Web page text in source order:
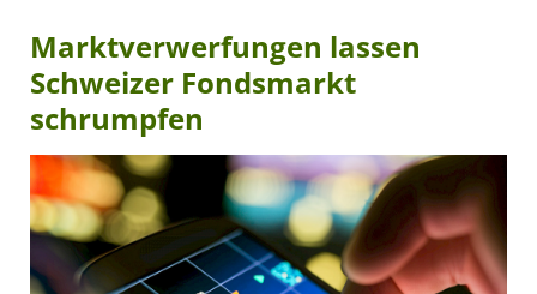
Marktverwerfungen lassen
Schweizer Fondsmarkt
schrumpfen